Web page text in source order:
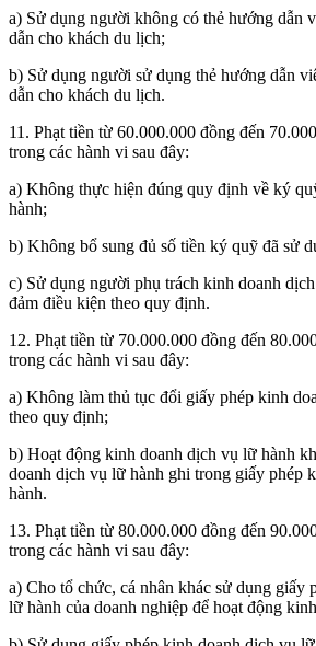
a) Sử dụng người không có thẻ hướng dẫn
dẫn cho khách du lịch;
b) Sử dụng người sử dụng thẻ hướng dẫn
dẫn cho khách du lịch.
11. Phạt tiền từ 60.000.000 đồng đến
trong các hành vi sau đây:
a) Không thực hiện đúng quy định về ký
hành;
b) Không bổ sung đủ số tiền ký quỹ đã sử
c) Sử dụng người phụ trách kinh doanh
đảm điều kiện theo quy định.
12. Phạt tiền từ 70.000.000 đồng đến
trong các hành vi sau đây:
a) Không làm thủ tục đổi giấy phép kinh
theo quy định;
b) Hoạt động kinh doanh dịch vụ lữ hành
doanh dịch vụ lữ hành ghi trong giấy phép
hành.
13. Phạt tiền từ 80.000.000 đồng đến
trong các hành vi sau đây:
a) Cho tổ chức, cá nhân khác sử dụng giấy
lữ hành của doanh nghiệp để hoạt động